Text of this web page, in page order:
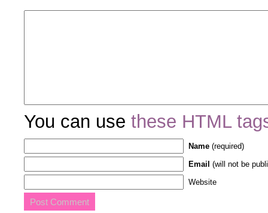
You can use these HTML
Name (required)
Email (will not be
Website